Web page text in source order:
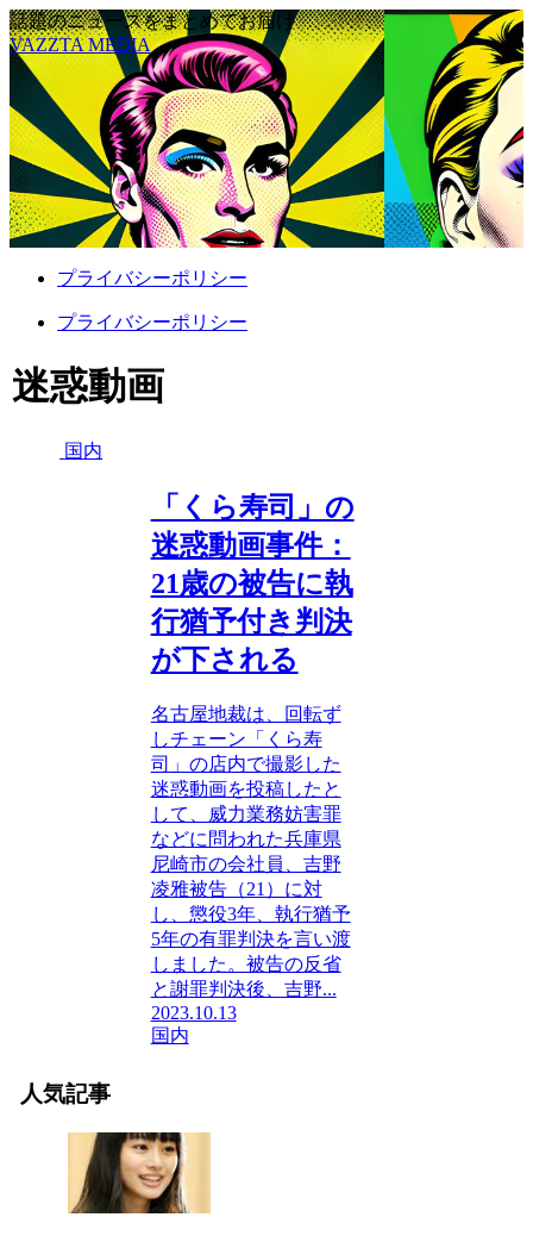
話題のニュースをまとめてお届け
VAZZTA MEDIA
プライバシーポリシー
プライバシーポリシー
迷惑動画
国内
「くら寿司」の
迷惑動画事件：
21歳の被告に執
行猶予付き判決
が下される
名古屋地裁は、回転ず
しチェーン「くら寿
司」の店内で撮影した
迷惑動画を投稿したと
して、威力業務妨害罪
などに問われた兵庫県
尼崎市の会社員、吉野
凌雅被告（21）に対
し、懲役3年、執行猶予
5年の有罪判決を言い渡
しました。被告の反省
と謝罪判決後、吉野...
2023.10.13
国内
人気記事